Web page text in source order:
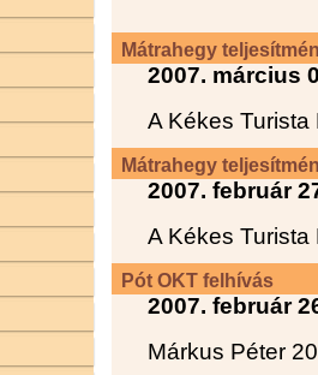
Mátrahegy
2007. március
A Kékes
Mátrahegy
2007. február
A Kékes
Pót OKT felhívás
2007. február
Márkus Péter